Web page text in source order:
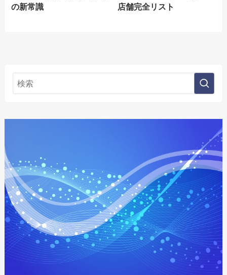
の新常識
店舗完全リスト